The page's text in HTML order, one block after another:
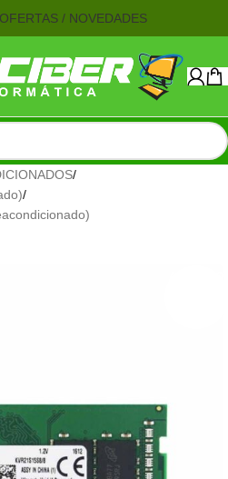
OFERTAS / NOVEDADES
/
/